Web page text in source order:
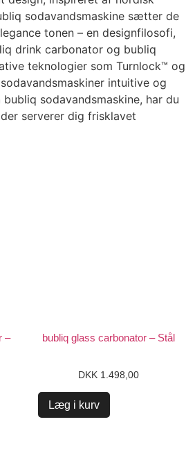
sodavandsmaskine sætter de
tonen – en designfilosofi,
drink carbonator og bubliq
teknologier som Turnlock™ og
intuitive og
sodavandsmaskine, har du
serverer dig frisklavet
–
bubliq glass carbonator – Stål
DKK 1.498,00
Læg i kurv